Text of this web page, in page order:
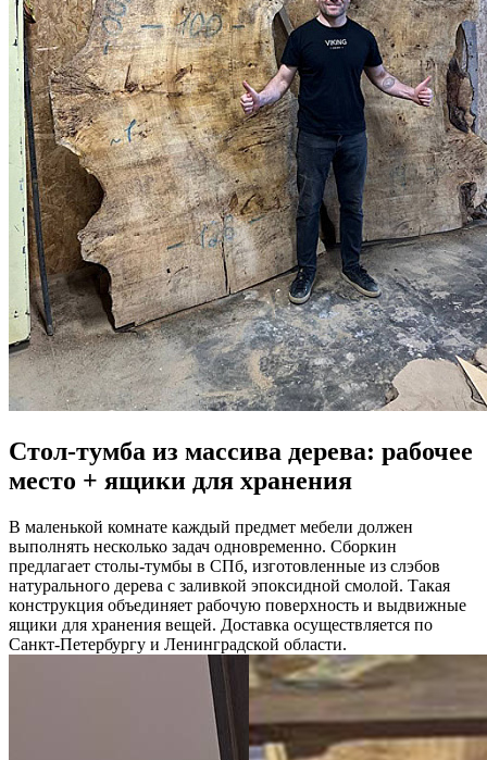
Стол-тумба из массива дерева: рабочее
место + ящики для хранения
В маленькой комнате каждый предмет мебели должен
выполнять несколько задач одновременно. Сборкин
предлагает столы-тумбы в СПб, изготовленные из слэбов
натурального дерева с заливкой эпоксидной смолой. Такая
конструкция объединяет рабочую поверхность и выдвижные
ящики для хранения вещей. Доставка осуществляется по
Санкт-Петербургу и Ленинградской области.